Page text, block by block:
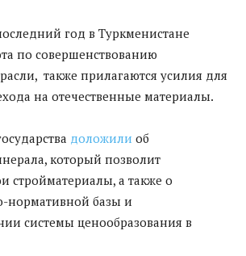
год в Туркменистане
по совершенствованию
также прилагаются усилия для
на отечественные материалы.
доложили об
который позволит
стройматериалы, а также о
нормативной базы и
системы ценообразования в